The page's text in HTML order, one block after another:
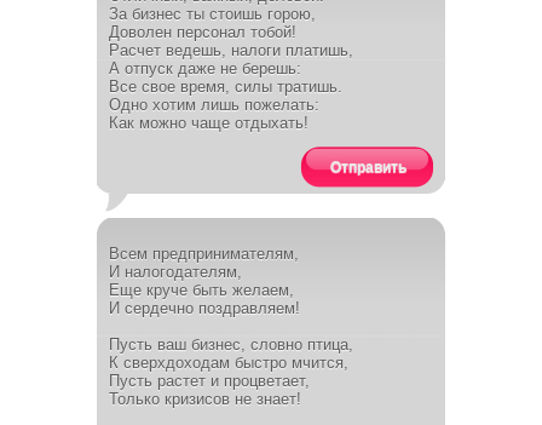
За бизнес ты стоишь горою,
Доволен персонал тобой!
Расчет ведешь, налоги платишь,
А отпуск даже не берешь:
Все свое время, силы тратишь.
Одно хотим лишь пожелать:
Как можно чаще отдыхать!
Отправить
Всем предпринимателям,
И налогодателям,
Еще круче быть желаем,
И сердечно поздравляем!
Пусть ваш бизнес, словно птица,
К сверхдоходам быстро мчится,
Пусть растет и процветает,
Только кризисов не знает!